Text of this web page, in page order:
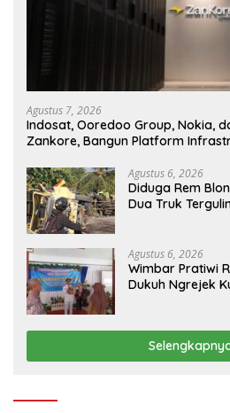
Agustus 7, 2026
Indosat, Ooredoo Group, Nokia,
Zankore, Bangun Platform
Agustus 6, 2026
Diduga Rem
Dua Truk
Agustus 6, 2026
Wimbar Pratiwi
Dukuh Ngrejek